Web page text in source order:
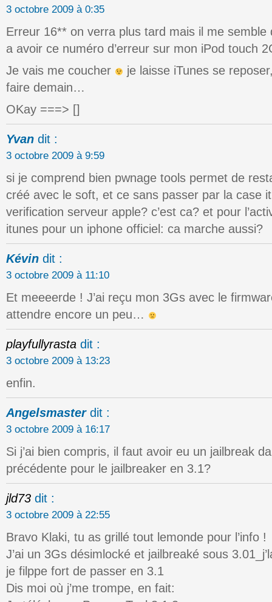
3 octobre 2009 à 0:35
Erreur 16** on verra plus tard mais il me semble
a avoir ce numéro d’erreur sur mon iPod touch
Je vais me coucher
je laisse iTunes se
faire demain…
OKay ===> []
Yvan dit :
3 octobre 2009 à 9:59
si je comprend bien pwnage tools permet de
créé avec le soft, et ce sans passer par la case
verification serveur apple? c’est ca? et pour
itunes pour un iphone officiel: ca marche aussi?
Kévin dit :
3 octobre 2009 à 11:10
Et meeeerde ! J’ai reçu mon 3Gs avec le
attendre encore un peu…
playfullyrasta dit :
3 octobre 2009 à 13:23
enfin.
Angelsmaster dit :
3 octobre 2009 à 16:17
Si j’ai bien compris, il faut avoir eu un jailbreak
précédente pour le jailbreaker en 3.1?
jld73 dit :
3 octobre 2009 à 22:55
Bravo Klaki, tu as grillé tout lemonde pour l’info !
J’ai un 3Gs désimlocké et jailbreaké sous
je filppe fort de passer en 3.1
Dis moi où j’me trompe, en fait: